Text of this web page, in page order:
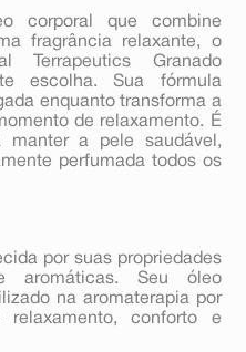
corporal que combine
fragrância relaxante, o
Terrapeutics Granado
escolha. Sua fórmula
enquanto transforma a
de relaxamento. É
manter a pele saudável,
perfumada todos os
por suas propriedades
aromáticas. Seu óleo
na aromaterapia por
relaxamento, conforto e